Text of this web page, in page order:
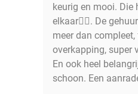
keurig en mooi. Die
elkaar👌🏻. De
meer dan
overkapping, super
En ook heel
schoon. Een